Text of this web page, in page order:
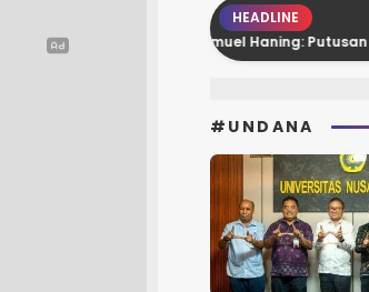
HEADLINE
Dr. Semuel Haning: Putusan PTUN
#UNDANA